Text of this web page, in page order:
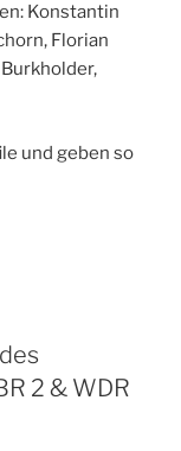
Konstantin
Florian
und geben so
2 & WDR